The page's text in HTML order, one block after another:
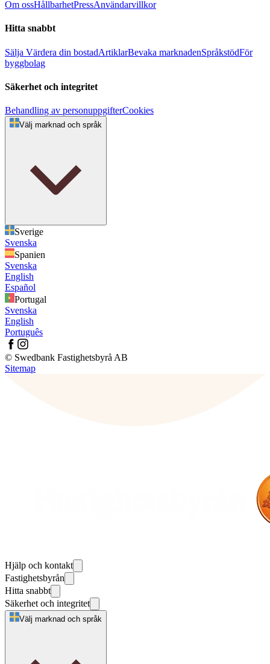
Om ossHållbarhetPressAnvändarvillkor
Hitta snabbt
Sälja Värdera din bostadArtiklarBevaka marknadenSpråkstödFör
byggbolag
Säkerhet och integritet
Behandling av personuppgifterCookies
Välj marknad och språk
Sverige
Svenska
Spanien
Svenska
English
Español
Portugal
Svenska
English
Português
© Swedbank Fastighetsbyrå AB
Sitemap
Hjälp och kontakt
Fastighetsbyrån
Hitta snabbt
Säkerhet och integritet
Välj marknad och språk